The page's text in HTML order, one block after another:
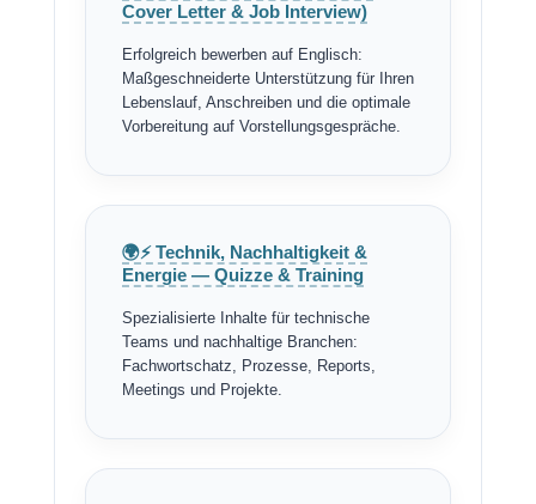
Cover Letter & Job Interview)
Erfolgreich bewerben auf Englisch:
Maßgeschneiderte Unterstützung für Ihren
Lebenslauf, Anschreiben und die optimale
Vorbereitung auf Vorstellungsgespräche.
🌍⚡ Technik, Nachhaltigkeit &
Energie — Quizze & Training
Spezialisierte Inhalte für technische
Teams und nachhaltige Branchen:
Fachwortschatz, Prozesse, Reports,
Meetings und Projekte.